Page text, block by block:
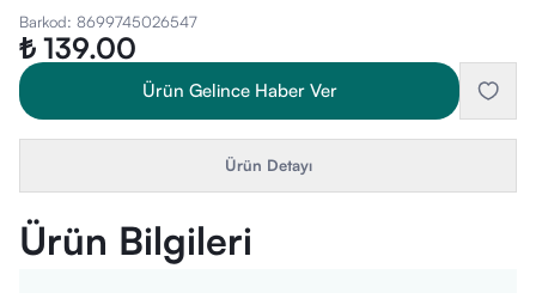
Barkod: 8699745026547
₺ 139.00
Ürün Gelince Haber Ver
Ürün Detayı
Ürün Bilgileri